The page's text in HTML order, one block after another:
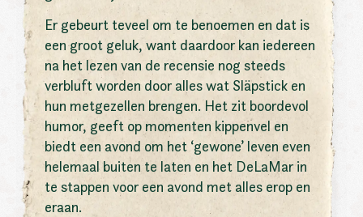
Er gebeurt teveel om te benoemen en dat is
een groot geluk, want daardoor kan iedereen
na het lezen van de recensie nog steeds
verbluft worden door alles wat Släpstick en
hun metgezellen brengen. Het zit boordevol
humor, geeft op momenten kippenvel en
biedt een avond om het ‘gewone’ leven even
helemaal buiten te laten en het DeLaMar in
te stappen voor een avond met alles erop en
eraan.